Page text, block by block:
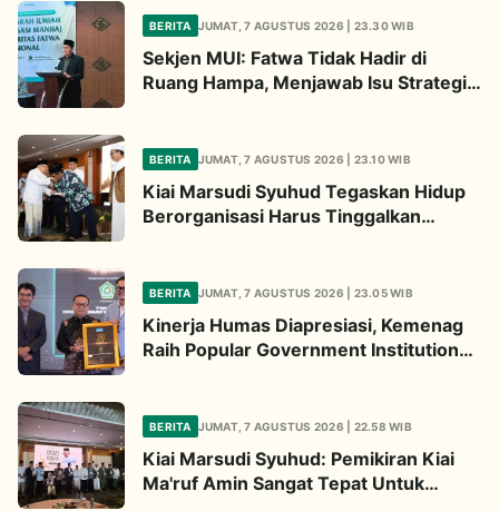
BERITA JUMAT, 7 AGUSTUS 2026 | 23.30 WIB
Sekjen MUI: Fatwa Tidak Hadir di
Ruang Hampa, Menjawab Isu Strategis
BERITA JUMAT, 7 AGUSTUS 2026 | 23.10 WIB
Kiai Marsudi Syuhud Tegaskan Hidup
Berorganisasi Harus Tinggalkan
BERITA JUMAT, 7 AGUSTUS 2026 | 23.05 WIB
Kinerja Humas Diapresiasi, Kemenag
Raih Popular Government Institutions
BERITA JUMAT, 7 AGUSTUS 2026 | 22.58 WIB
Kiai Marsudi Syuhud: Pemikiran Kiai
Ma'ruf Amin Sangat Tepat Untuk